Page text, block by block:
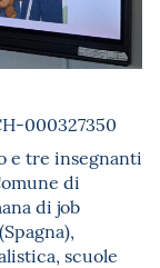
000327350
e tre insegnanti
di
di job
scuole